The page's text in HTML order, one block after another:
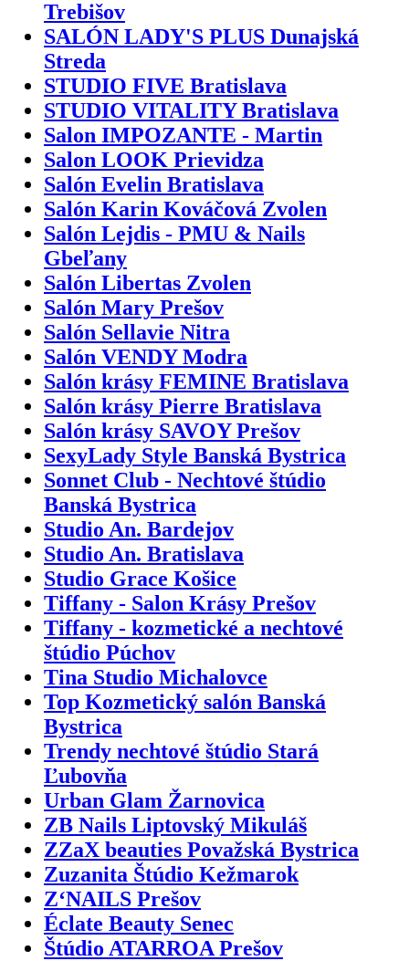
Trebišov
SALÓN LADY'S PLUS Dunajská
Streda
STUDIO FIVE Bratislava
STUDIO VITALITY Bratislava
Salon IMPOZANTE - Martin
Salon LOOK Prievidza
Salón Evelin Bratislava
Salón Karin Kováčová Zvolen
Salón Lejdis - PMU & Nails
Gbeľany
Salón Libertas Zvolen
Salón Mary Prešov
Salón Sellavie Nitra
Salón VENDY Modra
Salón krásy FEMINE Bratislava
Salón krásy Pierre Bratislava
Salón krásy SAVOY Prešov
SexyLady Style Banská Bystrica
Sonnet Club - Nechtové štúdio
Banská Bystrica
Studio An. Bardejov
Studio An. Bratislava
Studio Grace Košice
Tiffany - Salon Krásy Prešov
Tiffany - kozmetické a nechtové
štúdio Púchov
Tina Studio Michalovce
Top Kozmetický salón Banská
Bystrica
Trendy nechtové štúdio Stará
Ľubovňa
Urban Glam Žarnovica
ZB Nails Liptovský Mikuláš
ZZaX beauties Považská Bystrica
Zuzanita Štúdio Kežmarok
Z‘NAILS Prešov
Éclate Beauty Senec
Štúdio ATARROA Prešov